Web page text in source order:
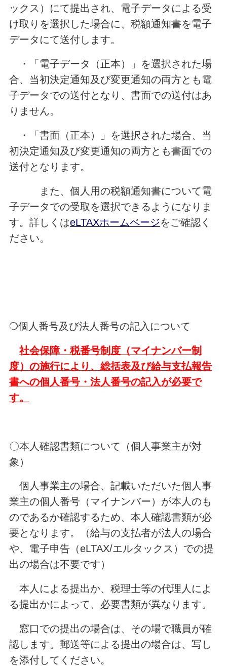
ックス）にて提出され、電子データによる受
け取りを選択した場合に、税額通知書を電子
データにて送付します。
・「電子データ（正本）」を選択された場
合、当初決定通知及び変更通知の両方とも電
子データでの送付となり、書面での送付はあ
りません。
・「書面（正本）」を選択された場合、当
初決定通知及び変更通知の両方とも書面での
送付となります。
また、個人用の税額通知書について電
子データでの受取を選択できるようになりま
す。詳しくはeLTAXホームページをご確認く
ださい。
❍個人番号及び法人番号の記入について
社会保障・税番号制度（マイナンバー制
度）の施行により、総括表及び給与支払報告
書への個人番号・法人番号の記入が必要で
す。
〇本人確認書類について（個人事業主が対
象）
個人事業主の場合、記載いただいた個人事
業主の個人番号（マイナンバー）が本人のも
のであるか確認するため、本人確認書類が必
要となります。（給与の支払者が法人の場合
や、電子申告（eLTAX/エルタックス）での提
出の場合は不要です）
本人による提出か、税理士等の代理人によ
る提出かによって、必要書類が異なります。
窓口での提出の場合は、その場で職員が確
認します。郵送等による提出の場合は、写し
を添付してください。